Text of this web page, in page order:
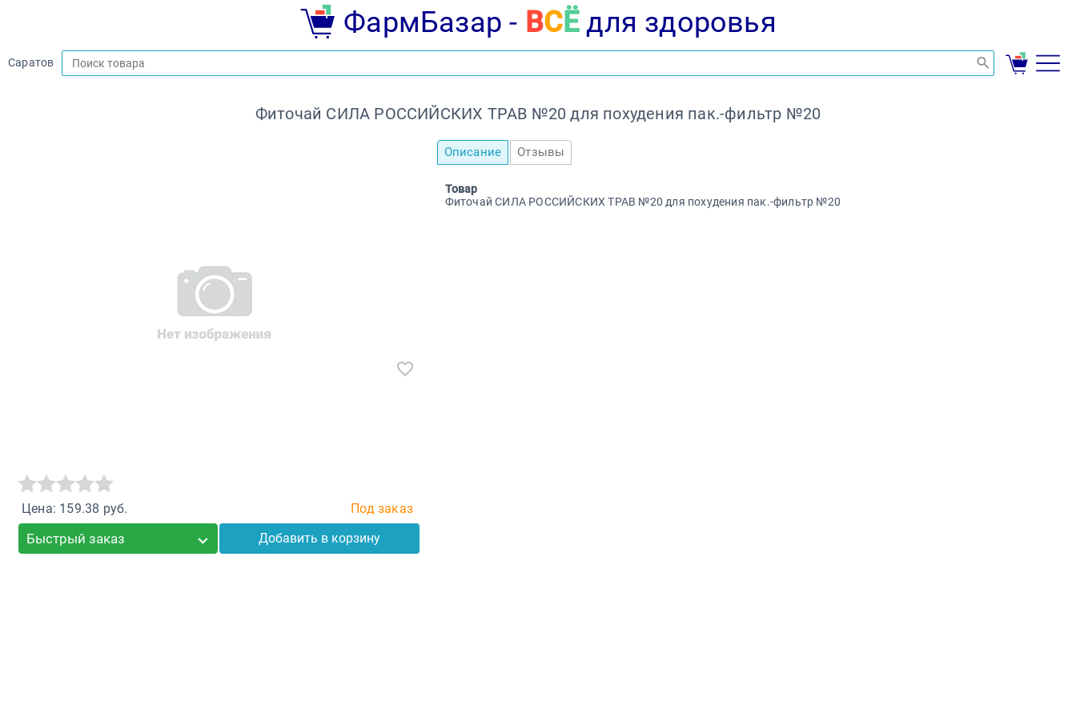
ФармБазар - ВСЁдля здоровья
Саратов
Фиточай СИЛА РОССИЙСКИХ ТРАВ №20 для похудения пак.-фильтр №20
Цена: 159.38 руб. Под заказ
Быстрый заказ Добавить в корзину
Описание Отзывы
Товар
Фиточай СИЛА РОССИЙСКИХ ТРАВ №20 для похудения пак.-фильтр №20